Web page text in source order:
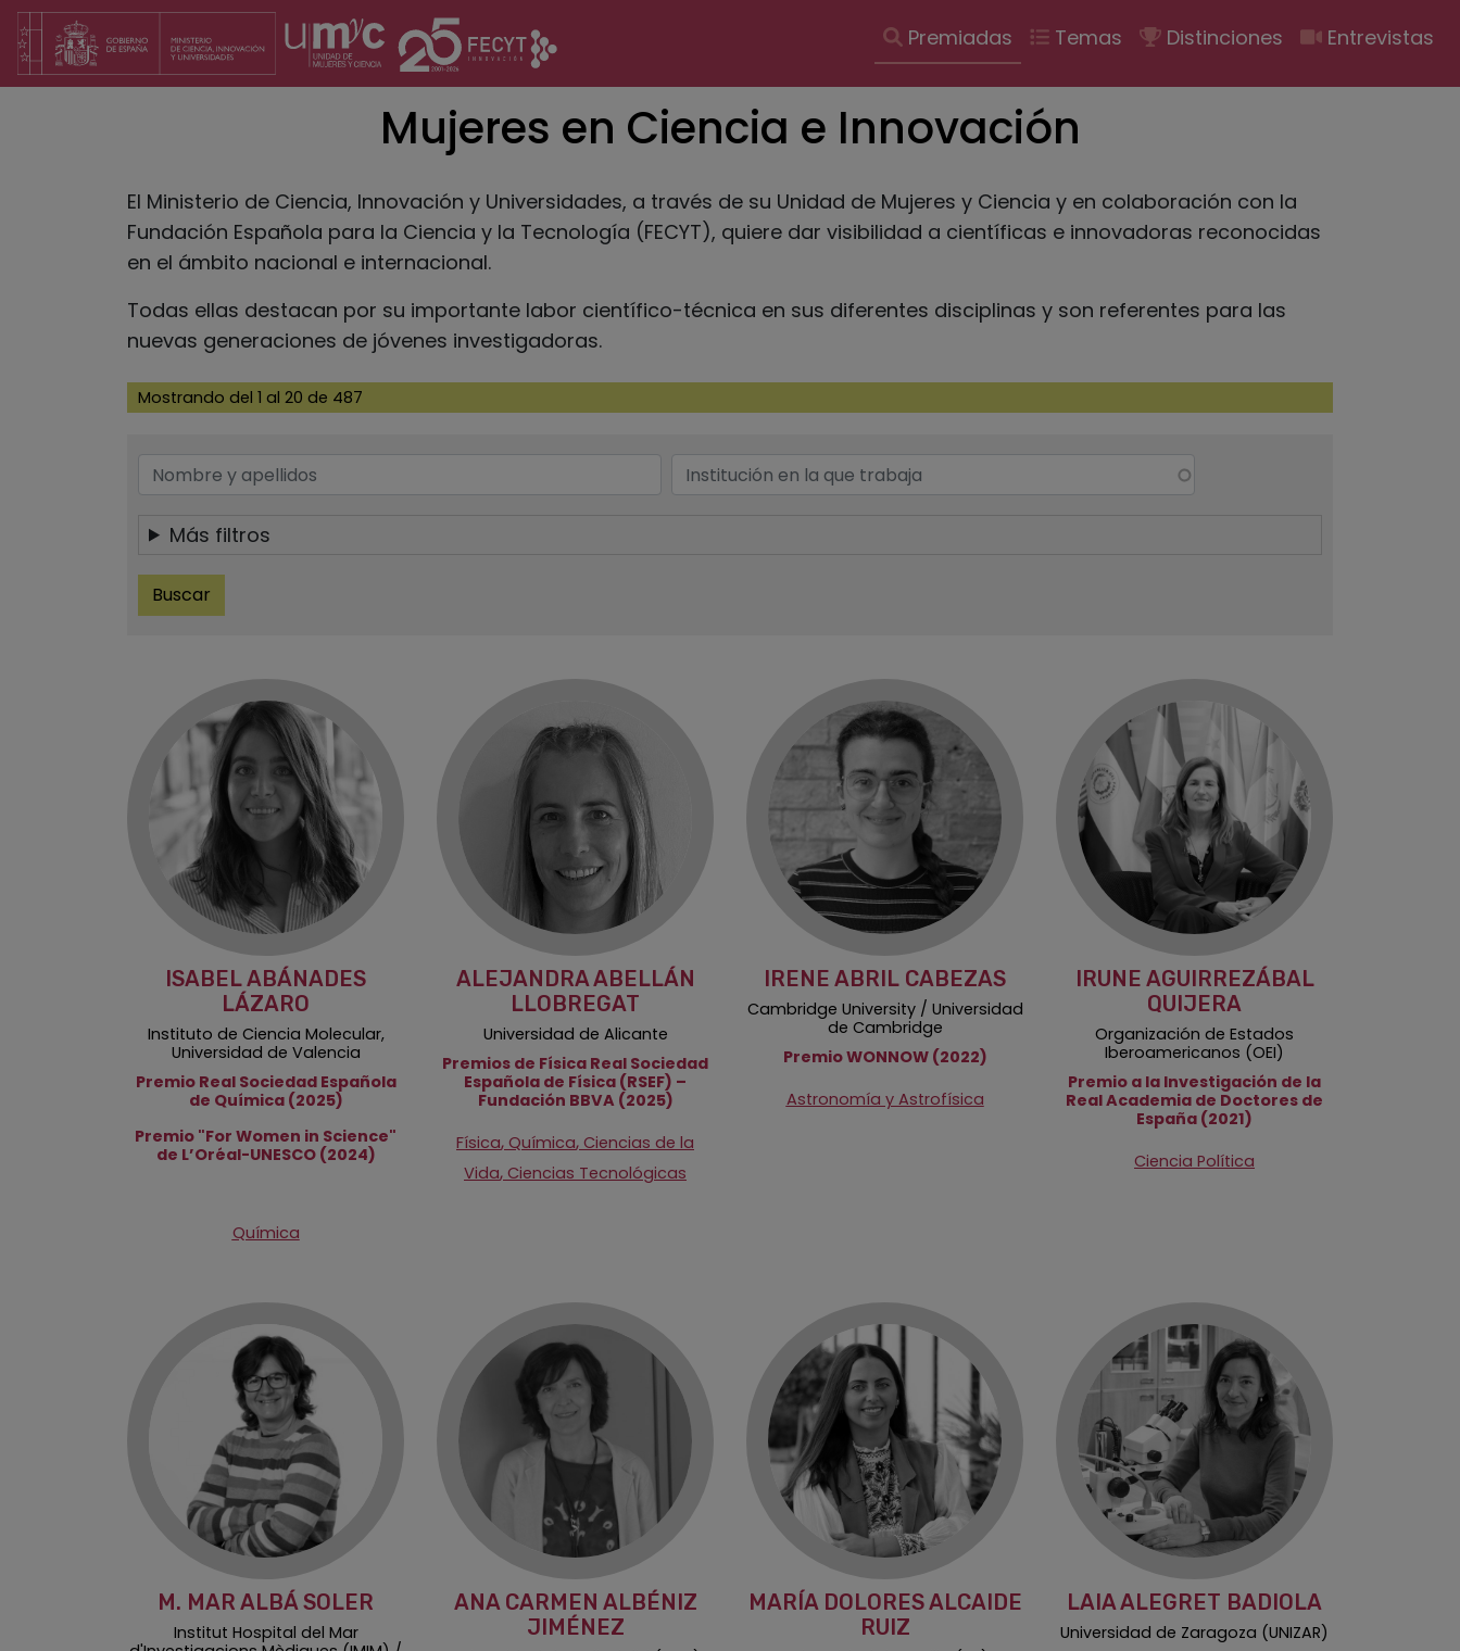
Pasar
contenido
Navegación
principal
Premiadas Temas Distinciones Entrevistas
Mujeres en Ciencia e Innovación
El Ministerio de Ciencia, Innovación y Universidades, a través de su Unidad de Mujeres y Ciencia y en colaboración con la
Fundación Española para la Ciencia y la Tecnología (FECYT), quiere dar visibilidad a científicas e innovadoras reconocidas
en el ámbito nacional e internacional.
Todas ellas destacan por su importante labor científico-técnica en sus diferentes disciplinas y son referentes para las
nuevas generaciones de jóvenes investigadoras.
Mostrando del 1 al 20 de 487
Más filtros
ISABEL ABÁNADES
LÁZARO
Instituto de Ciencia Molecular,
Universidad de Valencia
Premio Real Sociedad Española
de Química (2025)
Premio "For Women in Science"
de L’Oréal-UNESCO (2024)
Química
ALEJANDRA ABELLÁN
LLOBREGAT
Universidad de Alicante
Premios de Física Real Sociedad
Española de Física (RSEF) –
Fundación BBVA (2025)
Física, Química, Ciencias de la
Vida, Ciencias Tecnológicas
IRENE ABRIL CABEZAS
Cambridge University / Universidad
de Cambridge
Premio WONNOW (2022)
Astronomía y Astrofísica
IRUNE AGUIRREZÁBAL
QUIJERA
Organización de Estados
Iberoamericanos (OEI)
Premio a la Investigación de la
Real Academia de Doctores de
España (2021)
Ciencia Política
M. MAR ALBÁ SOLER
Institut Hospital del Mar
ANA CARMEN ALBÉNIZ
JIMÉNEZ
MARÍA DOLORES ALCAIDE
RUIZ
LAIA ALEGRET BADIOLA
Universidad de Zaragoza (UNIZAR)